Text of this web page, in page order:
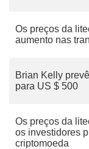
Os preços da
aumento nas
Brian Kelly
para US $ 500
Os preços da
os investidores
criptomoeda